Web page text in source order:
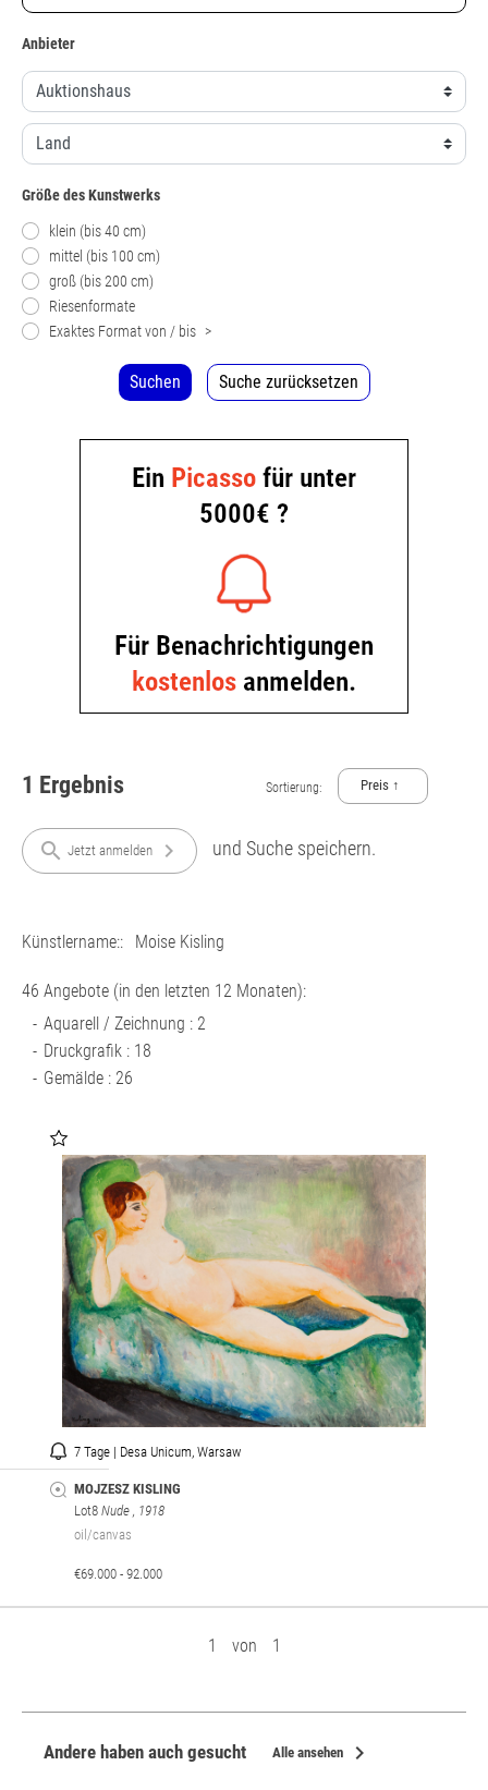
Anbieter
Größe des Kunstwerks
klein (bis 40 cm)
mittel (bis 100 cm)
groß (bis 200 cm)
Riesenformate
Exaktes Format von / bis >
Suchen Suche zurücksetzen
1 Ergebnis
search Jetzt anmelden chevron_right und Suche speichern.
Sortierung: Preis ↑
Künstlername:: Moise Kisling
46 Angebote (in den letzten 12 Monaten):
Aquarell / Zeichnung : 2
Druckgrafik : 18
Gemälde : 26
7 Tage | Desa Unicum, Warsaw
MOJZESZ KISLING
Lot8 Nude , 1918
oil/canvas
€69.000 - 92.000
1 von 1
Andere haben auch gesucht Alle ansehen chevron_right